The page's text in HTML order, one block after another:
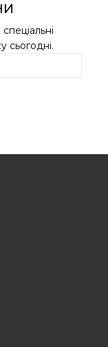
сьогодні.